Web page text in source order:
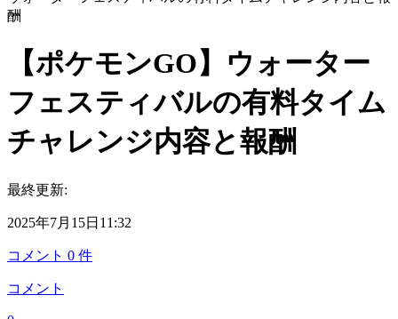
酬
【ポケモンGO】ウォーター
フェスティバルの有料タイム
チャレンジ内容と報酬
最終更新:
2025年7月15日11:32
コメント 0 件
コメント